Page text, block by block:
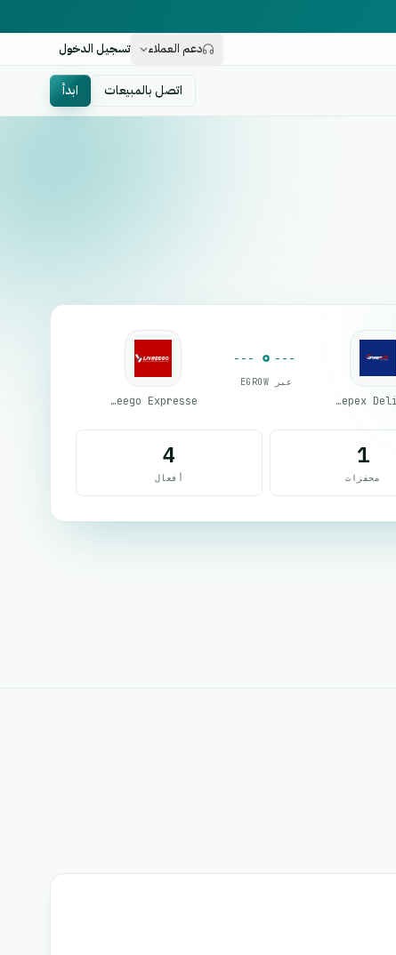
دعم العملاء تسجيل الدخول
اتصل بالمبيعات ابدأ
Guepex Delivery
عبر EGROW
Livreego Expresse
1
محفزات
4
أفعال